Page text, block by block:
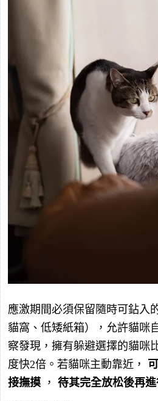
應激期間必須保留隨時可鉆入
貓窩、低矮紙箱），允許貓咪
察發現，擁有躲避選擇的貓咪
度快2倍。若貓咪主動靠近，
接撫摸 ， 待其完全放松後再進